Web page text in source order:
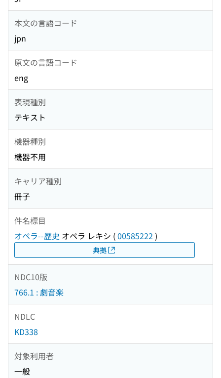
本文の言語コード
jpn
原文の言語コード
eng
表現種別
テキスト
機器種別
機器不用
キャリア種別
冊子
件名標目
オペラ--歴史 オペラ レキシ (00585222 )
典拠
NDC10版
766.1 : 劇音楽
NDLC
KD338
対象利用者
一般